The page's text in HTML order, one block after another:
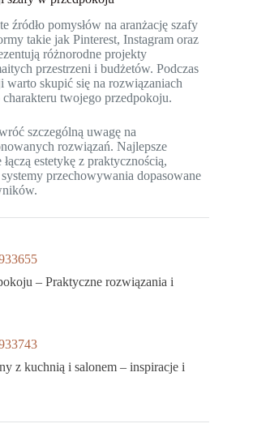
źródło pomysłów na aranżację szafy
takie jak Pinterest, Instagram oraz
różnorodne projekty
przestrzeni i budżetów. Podczas
warto skupić się na rozwiązaniach
twojego przedpokoju.
szczególną uwagę na
rozwiązań. Najlepsze
estetykę z praktycznością,
przechowywania dopasowane
– Praktyczne rozwiązania i
z kuchnią i salonem – inspiracje i